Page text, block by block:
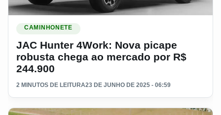
CAMINHONETE
JAC Hunter 4Work: Nova picape
robusta chega ao mercado por R$
244.900
2 MINUTOS DE LEITURA23 DE JUNHO DE 2025 - 06:59